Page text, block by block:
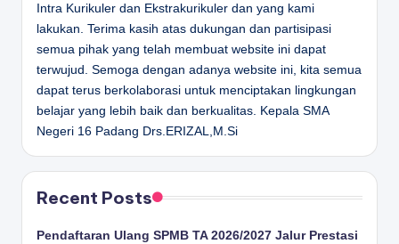
Intra Kurikuler dan Ekstrakurikuler dan yang kami
lakukan. Terima kasih atas dukungan dan partisipasi
semua pihak yang telah membuat website ini dapat
terwujud. Semoga dengan adanya website ini, kita semua
dapat terus berkolaborasi untuk menciptakan lingkungan
belajar yang lebih baik dan berkualitas.
Kepala SMA
Negeri 16 Padang Drs.ERIZAL,M.Si
Recent Posts
Pendaftaran Ulang SPMB TA 2026/2027 Jalur Prestasi